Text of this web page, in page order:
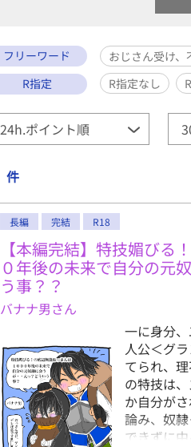
フリーワード
おじさん受け、
R指定
R指定なし
件
長編 完結 R18
【本編完結】特技媚びる
０年後の未来で自分の
う事？？
バナナ男さん
一に身分
人公＜グ
てられ、
の特技は
か自分が
論み、奴
できずに